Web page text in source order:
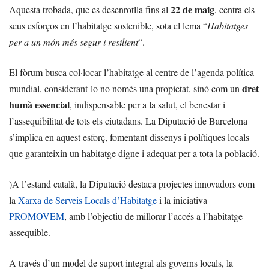
Aquesta trobada, que es desenrotlla fins al 22 de maig, centra els
seus esforços en l’habitatge sostenible, sota el lema “Habitatges
per a un món més segur i resilient“.
El fòrum busca col·locar l’habitatge al centre de l’agenda política
mundial, considerant-lo no només una propietat, sinó com un dret
humà essencial, indispensable per a la salut, el benestar i
l’assequibilitat de tots els ciutadans. La Diputació de Barcelona
s’implica en aquest esforç, fomentant dissenys i polítiques locals
que garanteixin un habitatge digne i adequat per a tota la població.
)A l’estand català, la Diputació destaca projectes innovadors com
la Xarxa de Serveis Locals d’Habitatgei la iniciativa
PROMOVEM, amb l’objectiu de millorar l’accés a l’habitatge
assequible.
A través d’un model de suport integral als governs locals, la